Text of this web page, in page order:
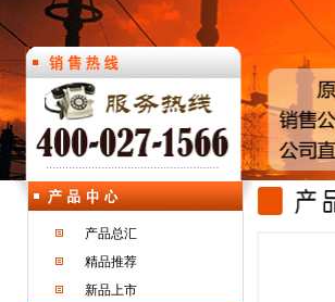
产品总汇
精品推荐
新品上市